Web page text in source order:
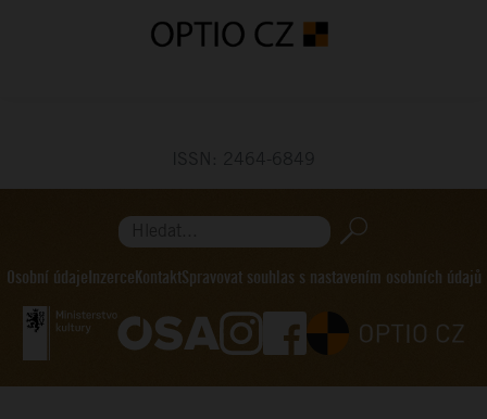
Hledat...
Osobní údajeInzerceKontaktSpravovat souhlas s nastavením osobních údajů